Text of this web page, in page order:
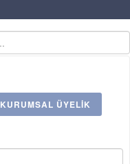
KURUMSAL ÜYELIK